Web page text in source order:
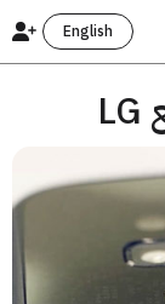
English